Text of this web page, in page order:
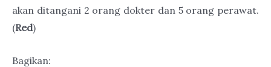
akan ditangani 2 orang dokter dan 5 orang perawat.
(Red)
Bagikan: